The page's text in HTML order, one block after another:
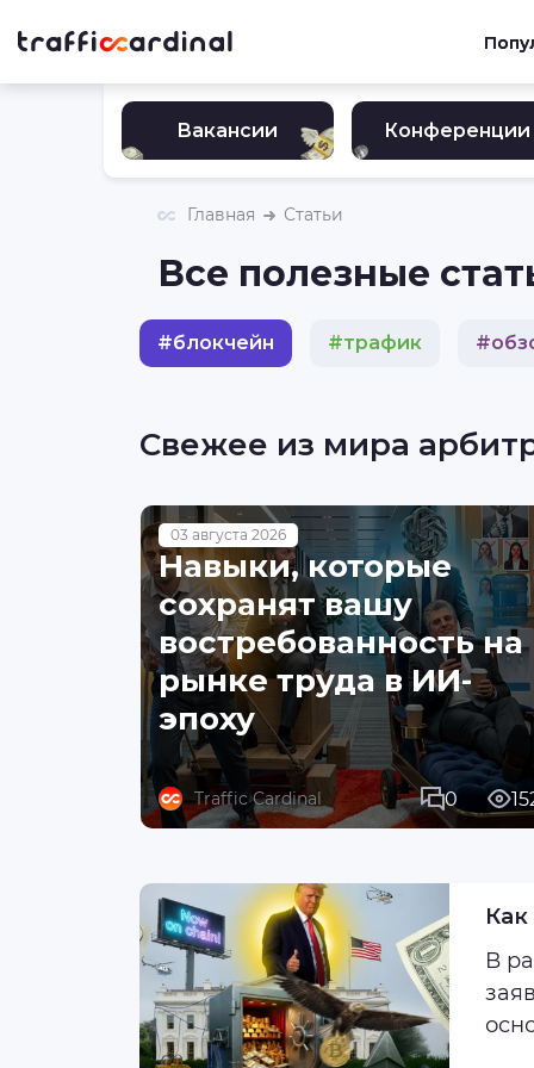
Вакансии Конференции
Главная Статьи
Все полезные
#блокчейн #трафик #
Свежее из мира
03 августа 2026
Навыки, которые
сохранят вашу
востребованность на
рынке труда в ИИ-
эпоху
Traffic Cardinal 0
В
заявил : «Министерство торговли США выбрало